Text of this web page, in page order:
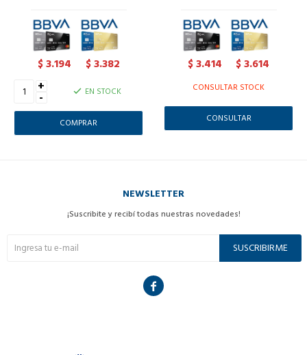
$3.194 $3.382
+
- EN STOCK
$3.414 $3.614
CONSULTAR STOCK
CONSULTAR
NEWSLETTER
¡Suscribite y recibí todas nuestras novedades!
SUSCRIBIRME
